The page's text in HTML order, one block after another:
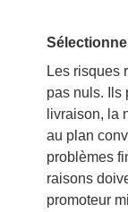
Les risques
pas nuls. Ils
livraison, la
au plan
problèmes
raisons
promoteur